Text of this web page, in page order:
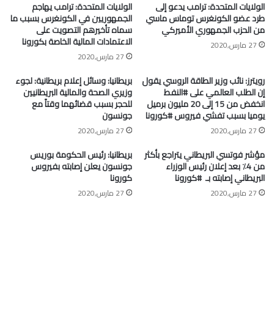
الولايات المتحدة: ترامب يدعو إلى
طرد عضو الكونغرس توماس ماسي
من الحزب الجمهوري الأميركي
27 مارس,2020
الولايات المتحدة: ترامب يهاجم
الجمهوريين في الكونغرس بسبب ما
سماه تأخيرهم التصويت على
الاعتمادات المالية الخاصة بكورونا
27 مارس,2020
رويترز: نائب وزير الطاقة الروسي يقول
إن الطلب العالمي على #النفط
انخفض من 15 إلى 20 مليون برميل
يوميا بسبب تفشي فيروس #كورونا
27 مارس,2020
بريطانيا: وسائل إعلام بريطانية: لجوء
وزيري الصحة والمالية البريطانيين
للحجر بسبب قضائهما وقتاً مع
جونسون
27 مارس,2020
مؤشر فوتسي البريطاني يتراجع بأكثر
من 4٪ بعد إعلان رئيس الوزراء
البريطاني إصابته بـ ⁧ #كورونا⁩
27 مارس,2020
بريطانيا: رئيس الحكومة بوريس
جونسون يعلن إصابته بفيروس
كورونا
27 مارس,2020